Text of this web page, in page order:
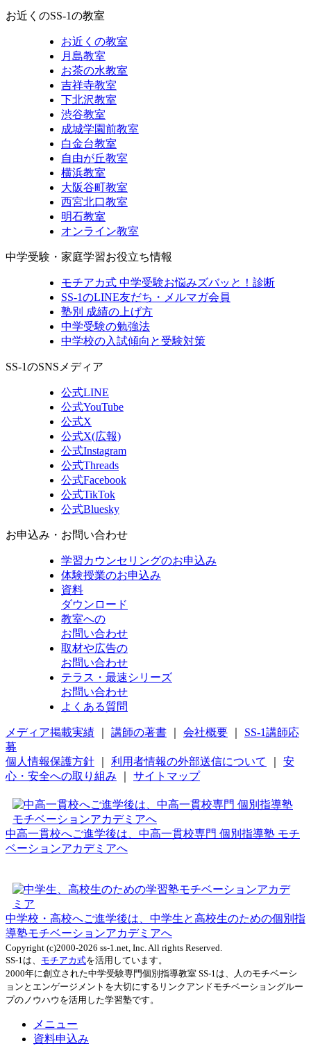
お近くのSS-1の教室
お近くの教室
月島教室
お茶の水教室
吉祥寺教室
下北沢教室
渋谷教室
成城学園前教室
白金台教室
自由が丘教室
横浜教室
大阪谷町教室
西宮北口教室
明石教室
オンライン教室
中学受験・家庭学習お役立ち情報
モチアカ式 中学受験お悩みズバッと！診断
SS-1のLINE友だち・メルマガ会員
塾別 成績の上げ方
中学受験の勉強法
中学校の入試傾向と受験対策
SS-1のSNSメディア
公式LINE
公式YouTube
公式X
公式X(広報)
公式Instagram
公式Threads
公式Facebook
公式TikTok
公式Bluesky
お申込み・お問い合わせ
学習カウンセリングのお申込み
体験授業のお申込み
資料
ダウンロード
教室への
お問い合わせ
取材や広告の
お問い合わせ
テラス・最速シリーズ
お問い合わせ
よくある質問
メディア掲載実績 講師の著書 会社概要
SS-1講師応
募
個人情報保護方針
利用者情報の外部送信について
安
心・安全への取り組み
サイトマップ
中高一貫校へご進学後は、中高一貫校専門 個別指導塾 モチ
ベーションアカデミアへ
中学校・高校へご進学後は、中学生と高校生のための個別指
導塾モチベーションアカデミアへ
Copyright (c)2000-2026 ss-1.net, Inc. All rights Reserved.
SS-1は、 モチアカ式を活用しています。
2000年に創立された中学受験専門個別指導教室 SS-1は、人のモチベーシ
ョンとエンゲージメントを大切にするリンクアンドモチベーショングルー
プのノウハウを活用した学習塾です。
メニュー
資料申込み